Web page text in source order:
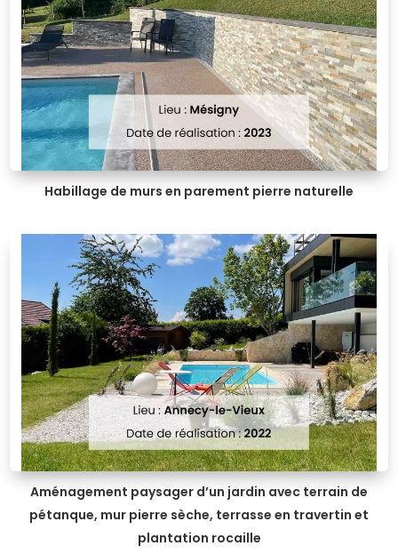
Habillage de murs en parement pierre naturelle
Aménagement paysager d’un jardin avec terrain de
pétanque, mur pierre sèche, terrasse en travertin et
plantation rocaille